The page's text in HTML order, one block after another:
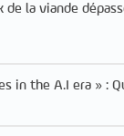
de la viande
in the A.I era » :